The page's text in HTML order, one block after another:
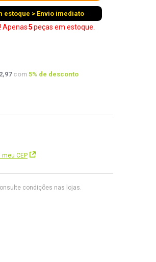
estoque > Envio imediato
Apenas5peças em estoque.
com 5% de desconto
meu CEP
condições nas lojas.